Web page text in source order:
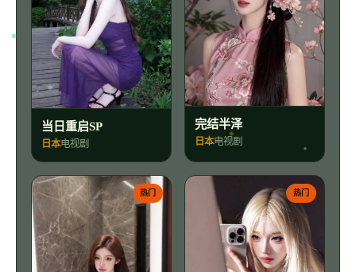
当日重启SP
日本电视剧
完结半泽
日本电视剧
热门 热门